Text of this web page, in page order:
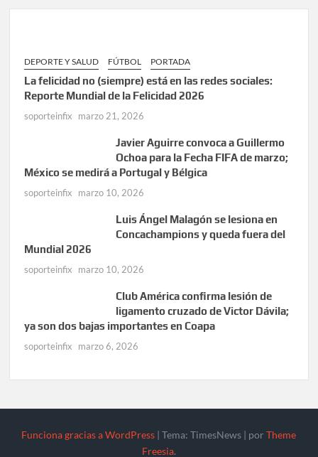
DEPORTE Y SALUD FÚTBOL PORTADA
La felicidad no (siempre) está en las redes sociales:
Reporte Mundial de la Felicidad 2026
soporteinfix marzo 21, 2026
Javier Aguirre convoca a Guillermo
Ochoa para la Fecha FIFA de marzo;
México se medirá a Portugal y Bélgica
soporteinfix marzo 10, 2026
Luis Ángel Malagón se lesiona en
Concachampions y queda fuera del
Mundial 2026
soporteinfix marzo 10, 2026
Club América confirma lesión de
ligamento cruzado de Victor Dávila;
ya son dos bajas importantes en Coapa
soporteinfix marzo 6, 2026
Funciona gracias a WordPress |Tema: TimesNews | porTheme
Freesia.